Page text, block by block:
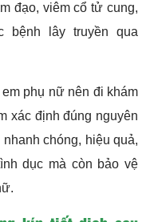
đạo, viêm cổ tử cung,
bệnh lây truyền qua
phụ nữ nên đi khám
xác định đúng nguyên
chóng, hiệu quả,
dục mà còn bảo vệ